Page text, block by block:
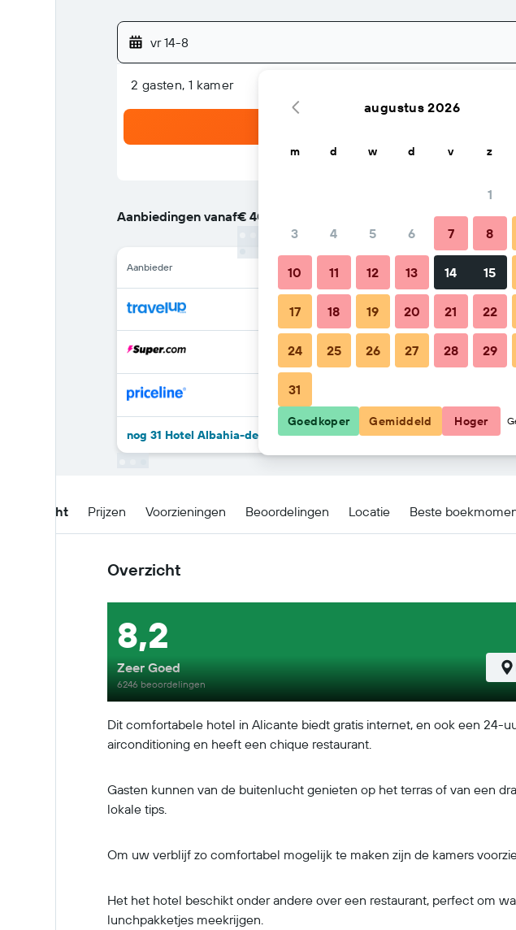
vr 14-8
2 gasten, 1 kamer
Aanbiedingen vanaf€ 40
Aanbieder
nog 31 Hotel Albahia-deals
Overzicht Prijzen Voorzieningen Beoordelingen Locatie Beste
Overzicht
Dit comfortabele hotel in Alicante biedt gratis internet, en ook een 24-
airconditioning en heeft een chique restaurant.
Gasten kunnen van de buitenlucht genieten op het terras of van een
lokale tips.
Om uw verblijf zo comfortabel mogelijk te maken zijn de kamers
Het het hotel beschikt onder andere over een restaurant, perfect om
lunchpakketjes meekrijgen.
8,2
Zeer Goed
6246 beoordelingen
augustus 2026
m d w d v z
1
3 4 5 6 7 8
10 11 12 13 14 15
17 18 19 20 21 22
24 25 26 27 28 29
31
Goedkoper Gemiddeld Hoger